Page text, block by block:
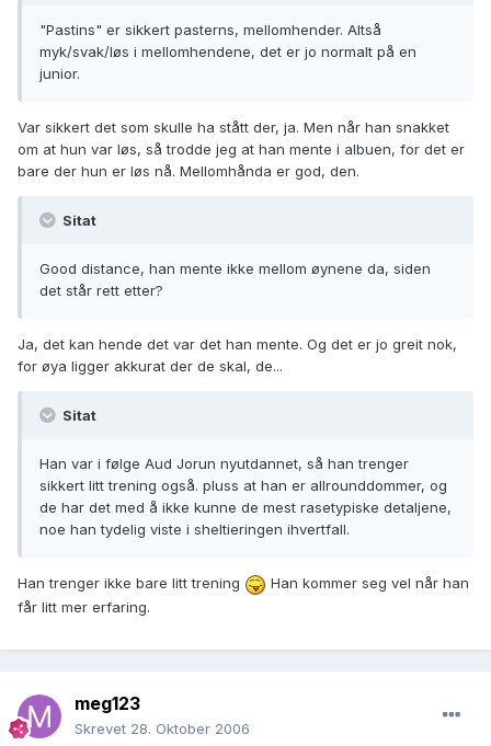
"Pastins" er sikkert pasterns, mellomhender. Altså
myk/svak/løs i mellomhendene, det er jo normalt på en
junior.
Var sikkert det som skulle ha stått der, ja. Men når han snakket
om at hun var løs, så trodde jeg at han mente i albuen, for det er
bare der hun er løs nå. Mellomhånda er god, den.
Sitat
Good distance, han mente ikke mellom øynene da, siden
det står rett etter?
Ja, det kan hende det var det han mente. Og det er jo greit nok,
for øya ligger akkurat der de skal, de...
Sitat
Han var i følge Aud Jorun nyutdannet, så han trenger
sikkert litt trening også. pluss at han er allrounddommer, og
de har det med å ikke kunne de mest rasetypiske detaljene,
noe han tydelig viste i sheltieringen ihvertfall.
Han trenger ikke bare litt trening
Han kommer seg vel når han
får litt mer erfaring.
meg123
Skrevet 28. Oktober 2006